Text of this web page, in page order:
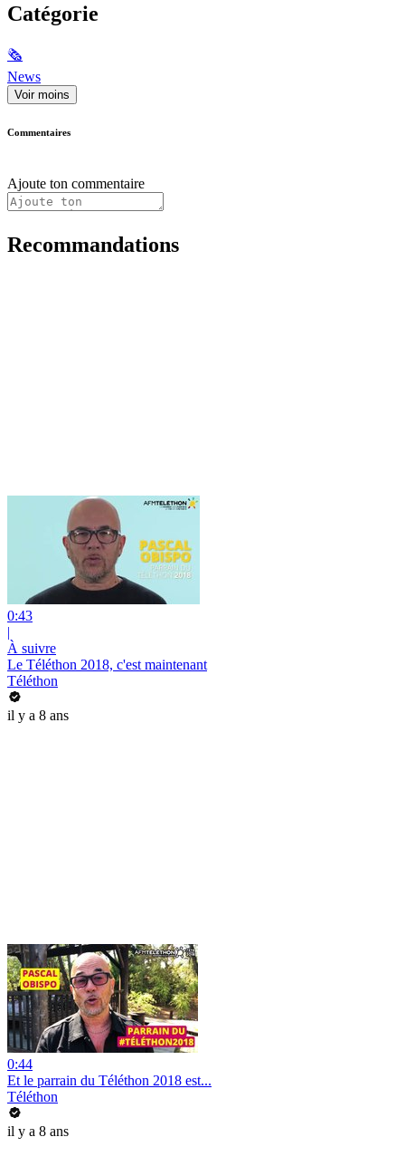
Catégorie
🗞
News
Voir moins
Commentaires
Ajoute ton commentaire
Recommandations
0:43
|
À suivre
Le Téléthon 2018, c'est maintenant
Téléthon
il y a 8 ans
0:44
Et le parrain du Téléthon 2018 est...
Téléthon
il y a 8 ans